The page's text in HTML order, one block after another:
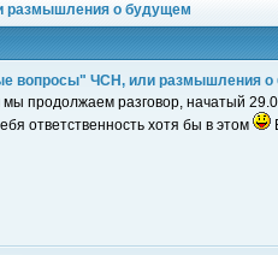
о будущем
вопросы" ЧСН, или размышления о
мы продолжаем разговор, начатый
ответственность хотя бы в этом